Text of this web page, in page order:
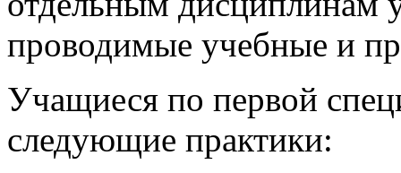
проводимые учебные и
Учащиеся по первой
следующие практики: